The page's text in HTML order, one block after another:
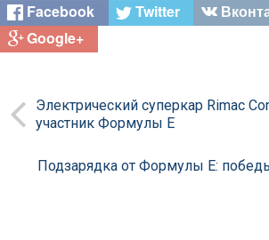
Facebook Twitter
Google+
Электрический суперкар Rimac
участник Формулы Е
Подзарядка от Формулы Е: